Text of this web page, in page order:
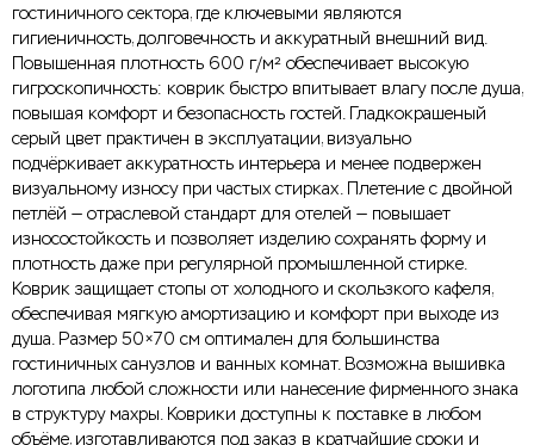
гостиничного сектора, где ключевыми являются
гигиеничность, долговечность и аккуратный внешний вид.
Повышенная плотность 600 г/м² обеспечивает высокую
гигроскопичность: коврик быстро впитывает влагу после душа,
повышая комфорт и безопасность гостей. Гладкокрашеный
серый цвет практичен в эксплуатации, визуально
подчёркивает аккуратность интерьера и менее подвержен
визуальному износу при частых стирках. Плетение с двойной
петлёй — отраслевой стандарт для отелей — повышает
износостойкость и позволяет изделию сохранять форму и
плотность даже при регулярной промышленной стирке.
Коврик защищает стопы от холодного и скользкого кафеля,
обеспечивая мягкую амортизацию и комфорт при выходе из
душа. Размер 50×70 см оптимален для большинства
гостиничных санузлов и ванных комнат. Возможна вышивка
логотипа любой сложности или нанесение фирменного знака
в структуру махры. Коврики доступны к поставке в любом
объёме, изготавливаются под заказ в кратчайшие сроки и